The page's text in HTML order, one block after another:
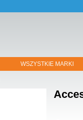
WSZYSTKIE MARKI